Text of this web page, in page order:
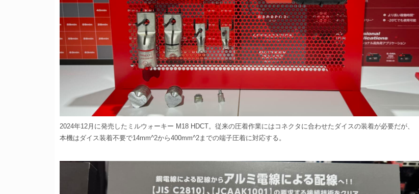
2024年12月に発売したミルウォーキー M18 HDCT。従来の圧着作業にはコネクタに合わせたダイスの装着が必要だが、
本機はダイス装着不要で14mm^2から400mm^2までの端子圧着に対応する。